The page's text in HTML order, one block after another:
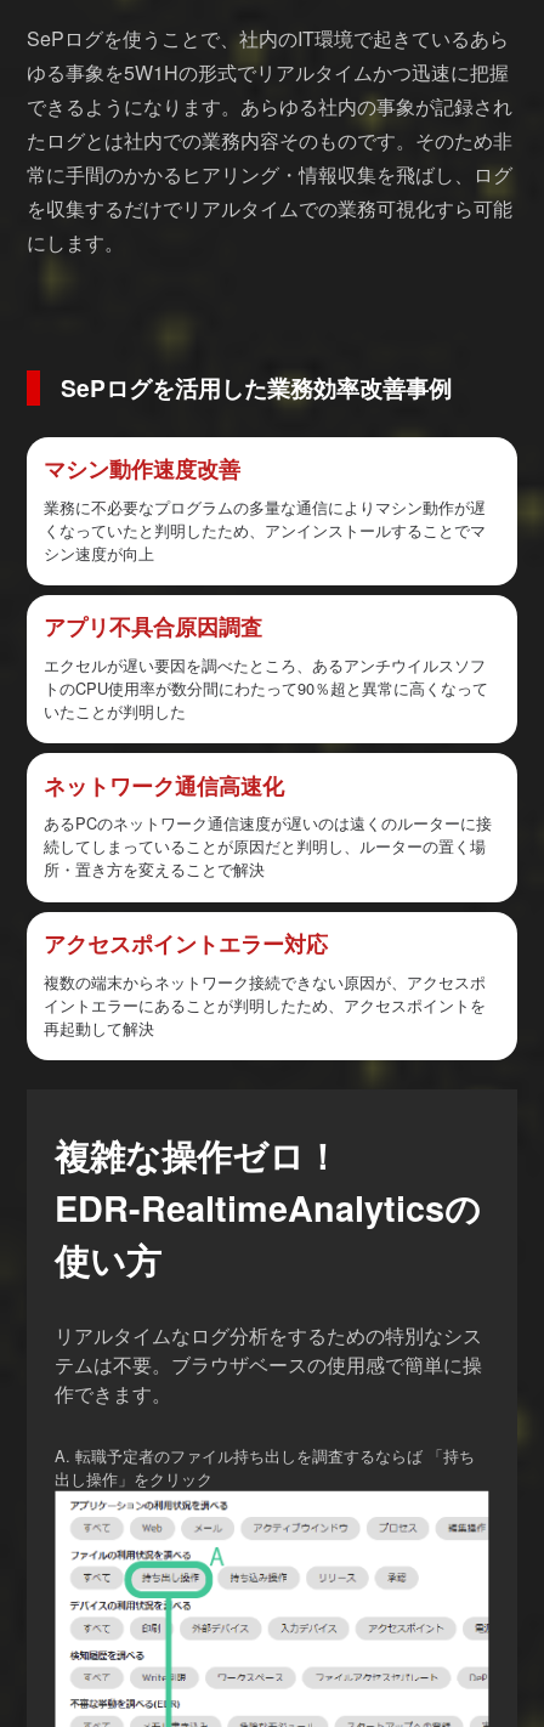
SePログを使うことで、社内のIT環境で起きているあら
ゆる事象を5W1Hの形式でリアルタイムかつ迅速に把握
できるようになります。あらゆる社内の事象が記録され
たログとは社内での業務内容そのものです。そのため非
常に手間のかかるヒアリング・情報収集を飛ばし、ログ
を収集するだけでリアルタイムでの業務可視化すら可能
にします。
SePログを活用した業務効率改善事例
マシン動作速度改善
業務に不必要なプログラムの多量な通信によりマシン動作が遅
くなっていたと判明したため、アンインストールすることでマ
シン速度が向上
アプリ不具合原因調査
エクセルが遅い要因を調べたところ、あるアンチウイルスソフ
トのCPU使用率が数分間にわたって90％超と異常に高くなって
いたことが判明した
ネットワーク通信高速化
あるPCのネットワーク通信速度が遅いのは遠くのルーターに接
続してしまっていることが原因だと判明し、ルーターの置く場
所・置き方を変えることで解決
アクセスポイントエラー対応
複数の端末からネットワーク接続できない原因が、アクセスポ
イントエラーにあることが判明したため、アクセスポイントを
再起動して解決
複雑な操作ゼロ！
EDR-RealtimeAnalyticsの
使い方
リアルタイムなログ分析をするための特別なシス
テムは不要。ブラウザベースの使用感で簡単に操
作できます。
A. 転職予定者のファイル持ち出しを調査するならば 「持ち
出し操作」をクリック